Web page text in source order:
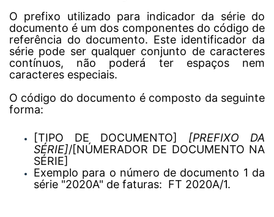
O prefixo utilizado para indicador da série do
documento é um dos componentes do código de
referência do documento. Este identificador da
série pode ser qualquer conjunto de caracteres
contínuos, não poderá ter espaços nem
caracteres especiais.
O código do documento é composto da seguinte
forma:
[TIPO DE DOCUMENTO] [PREFIXO DA
SÉRIE]/[NÚMERADOR DE DOCUMENTO NA
SÉRIE]
Exemplo para o número de documento 1 da
série "2020A" de faturas: FT 2020A/1.